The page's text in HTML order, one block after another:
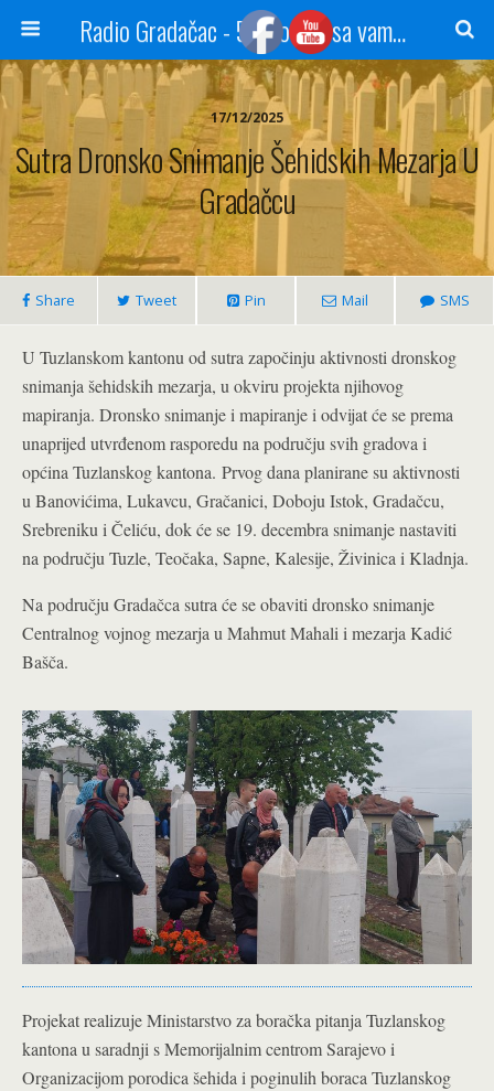
Radio Gradačac - 56 godina sa vama...
17/12/2025
Sutra Dronsko Snimanje Šehidskih Mezarja U
Gradačcu
Share Tweet Pin Mail SMS
U Tuzlanskom kantonu od sutra započinju aktivnosti dronskog
snimanja šehidskih mezarja, u okviru projekta njihovog
mapiranja. Dronsko snimanje i mapiranje i odvijat će se prema
unaprijed utvrđenom rasporedu na području svih gradova i
općina Tuzlanskog kantona. Prvog dana planirane su aktivnosti
u Banovićima, Lukavcu, Gračanici, Doboju Istok, Gradačcu,
Srebreniku i Čeliću, dok će se 19. decembra snimanje nastaviti
na području Tuzle, Teočaka, Sapne, Kalesije, Živinica i Kladnja.
Na području Gradačca sutra će se obaviti dronsko snimanje
Centralnog vojnog mezarja u Mahmut Mahali i mezarja Kadić
Bašča.
Projekat realizuje Ministarstvo za boračka pitanja Tuzlanskog
kantona u saradnji s Memorijalnim centrom Sarajevo i
Organizacijom porodica šehida i poginulih boraca Tuzlanskog